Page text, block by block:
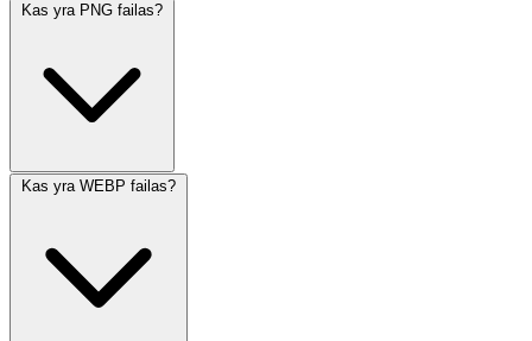
Kas yra PNG failas?
Kas yra WEBP failas?